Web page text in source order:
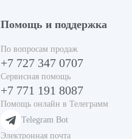
Помощь и поддержка
По вопросам продаж
+7 727 347 0707
Сервисная помощь
+7 771 191 8087
Помощь онлайн в Телеграмм
Telegram Bot
Электронная почта